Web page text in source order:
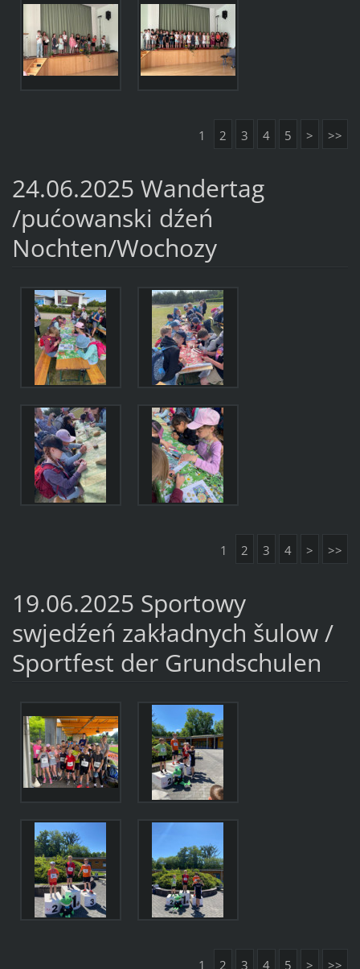
1 2 3 4 5 > >>
24.06.2025 Wandertag
/pućowanski dźeń
Nochten/Wochozy
1 2 3 4 > >>
19.06.2025 Sportowy
swjedźeń zakładnych šulow /
Sportfest der Grundschulen
1 2 3 4 5 > >>